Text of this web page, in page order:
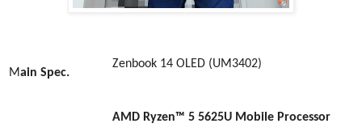
Main Spec.
Zenbook 14 OLED (UM3402)
AMD Ryzen™ 5 5625U Mobile Processor